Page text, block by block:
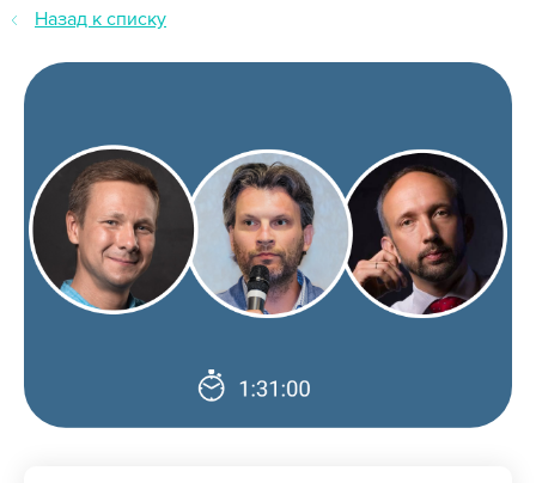
Назад к списку